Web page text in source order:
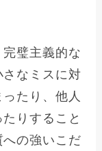
璧主義的な
なミスに対
たり、他人
りすること
への強いこだ